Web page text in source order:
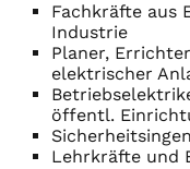
Fachkräfte aus
Industrie
Planer,
elektrischer
öffentl.
Lehrkräfte und